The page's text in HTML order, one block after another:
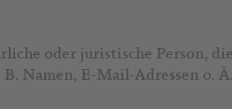
oder juristische Person,
Namen, E-Mail-Adressen o.